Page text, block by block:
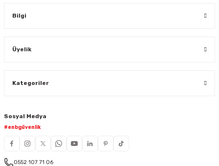
Bilgi
Üyelik
Kategoriler
Sosyal Medya
#enbgüvenlik
0552 107 71 06